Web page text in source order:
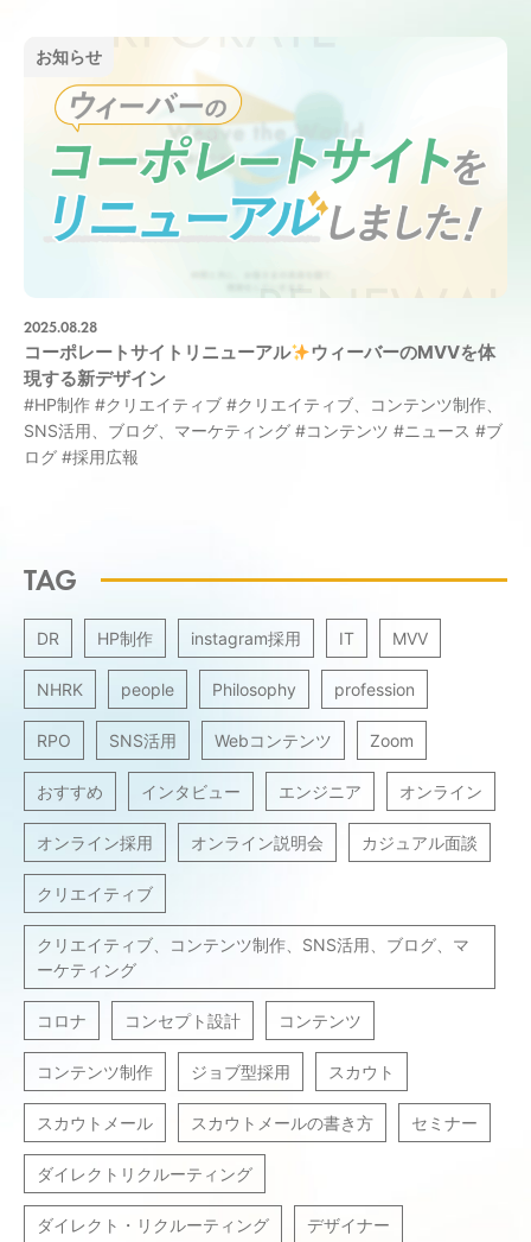
お知らせ
2025.08.28
コーポレートサイトリニューアル
ウィーバーのMVVを体
現する新デザイン
#HP制作 #クリエイティブ #クリエイティブ、コンテンツ制作、
SNS活用、ブログ、マーケティング #コンテンツ #ニュース #ブ
ログ #採用広報
TAG
DR HP制作 instagram採用 IT MVV
NHRK people Philosophy profession
RPO SNS活用 Webコンテンツ Zoom
おすすめ インタビュー エンジニア オンライン
オンライン採用 オンライン説明会 カジュアル面談
クリエイティブ
クリエイティブ、コンテンツ制作、SNS活用、ブログ、マ
ーケティング
コロナ コンセプト設計 コンテンツ
コンテンツ制作 ジョブ型採用 スカウト
スカウトメール スカウトメールの書き方 セミナー
ダイレクトリクルーティング
ダイレクト・リクルーティング デザイナー